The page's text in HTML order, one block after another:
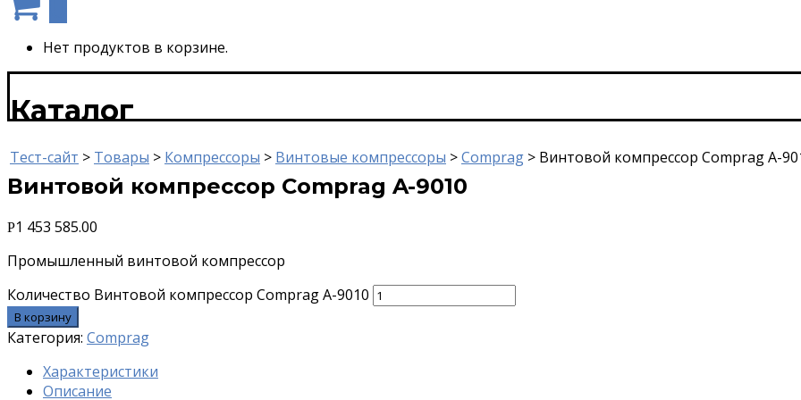
Нет продуктов в корзине.
Каталог
Тест-сайт > Товары > Компрессоры > Винтовые компрессоры >Comprag > Винтовой компрессор Comprag A-
Винтовой компрессор Comprag A-9010
Р1 453 585.00
Промышленный винтовой компрессор
Количество Винтовой компрессор Comprag A-9010
В корзину
Категория: Comprag
Характеристики
Описание